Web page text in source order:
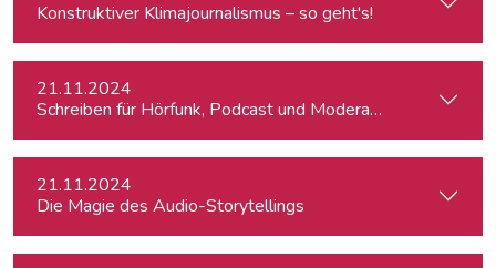
Konstruktiver Klimajournalismus – so geht's!
21.11.2024
Schreiben für Hörfunk, Podcast und Moderation
21.11.2024
Die Magie des Audio-Storytellings